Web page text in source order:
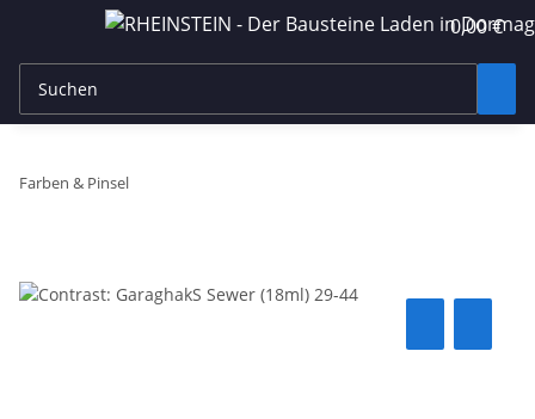
0,00 €
Farben & Pinsel